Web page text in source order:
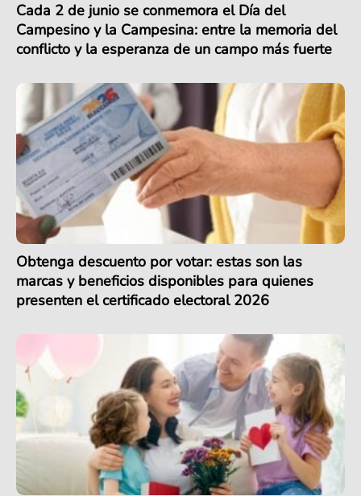
Cada 2 de junio se conmemora el Día del
Campesino y la Campesina: entre la memoria del
conflicto y la esperanza de un campo más fuerte
Obtenga descuento por votar: estas son las
marcas y beneficios disponibles para quienes
presenten el certificado electoral 2026